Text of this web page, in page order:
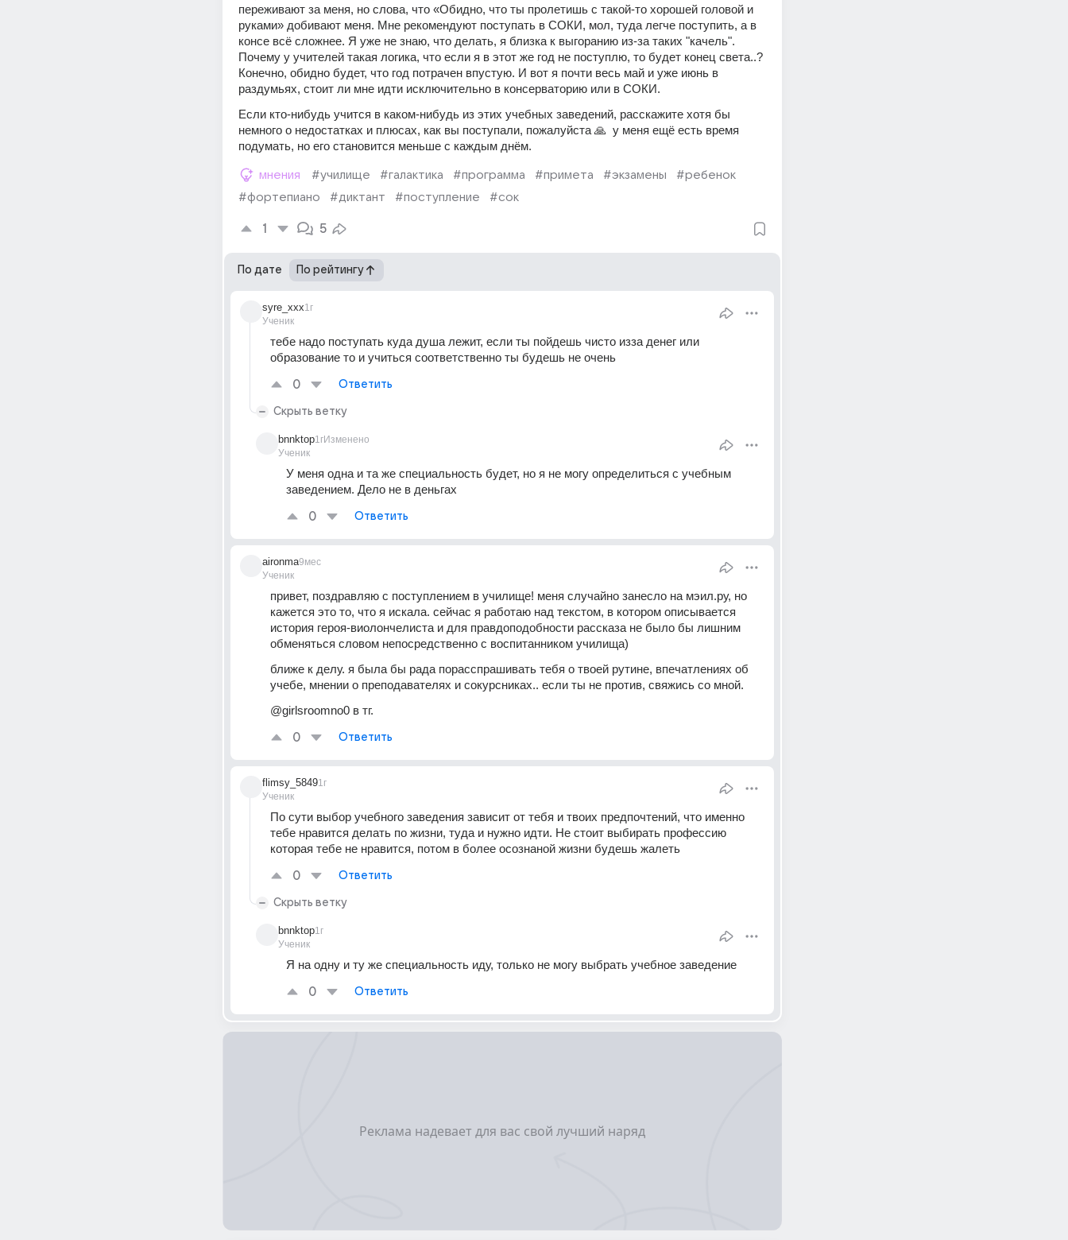
переживают за меня, но слова, что «Обидно, что ты пролетишь с такой-то хорошей головой и
руками» добивают меня. Мне рекомендуют поступать в СОКИ, мол, туда легче поступить, а в
консе всё сложнее. Я уже не знаю, что делать, я близка к выгоранию из-за таких "качель".
Почему у учителей такая логика, что если я в этот же год не поступлю, то будет конец света..?
Конечно, обидно будет, что год потрачен впустую. И вот я почти весь май и уже июнь в
раздумьях, стоит ли мне идти исключительно в консерваторию или в СОКИ.
Если кто-нибудь учится в каком-нибудь из этих учебных заведений, расскажите хотя бы
немного о недостатках и плюсах, как вы поступали, пожалуйста 🙏  у меня ещё есть время
подумать, но его становится меньше с каждым днём.
мнения #училище #галактика #программа #примета #экзамены
#ребенок
#фортепиано
#диктант #поступление #сок
1 5
По дате По рейтингу
syre_xxx
Ученик
1г
тебе надо поступать куда душа лежит, если ты пойдешь чисто изза денег или
образование то и учиться соответственно ты будешь не очень
0 Ответить
Скрыть ветку
bnnktop
Ученик
1гИзменено
У меня одна и та же специальность будет, но я не могу определиться с учебным
заведением. Дело не в деньгах
0 Ответить
aironma
Ученик
9мес
привет, поздравляю с поступлением в училище! меня случайно занесло на мэил.ру, но
кажется это то, что я искала. сейчас я работаю над текстом, в котором описывается
история героя-виолончелиста и для правдоподобности рассказа не было бы лишним
обменяться словом непосредственно с воспитанником училища)
ближе к делу. я была бы рада порасспрашивать тебя о твоей рутине, впечатлениях об
учебе, мнении о преподавателях и сокурсниках.. если ты не против, свяжись со мной.
@girlsroomno0 в тг.
0 Ответить
flimsy_5849
Ученик
1г
По сути выбор учебного заведения зависит от тебя и твоих предпочтений, что именно
тебе нравится делать по жизни, туда и нужно идти. Не стоит выбирать профессию
которая тебе не нравится, потом в более осознаной жизни будешь жалеть
0 Ответить
Скрыть ветку
bnnktop
Ученик
1г
Я на одну и ту же специальность иду, только не могу выбрать учебное заведение
0 Ответить